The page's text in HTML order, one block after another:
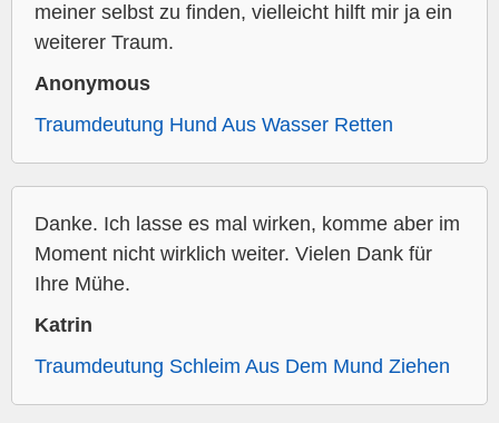
meiner selbst zu finden, vielleicht hilft mir ja ein
weiterer Traum.
Anonymous
Traumdeutung Hund Aus Wasser Retten
Danke. Ich lasse es mal wirken, komme aber im
Moment nicht wirklich weiter. Vielen Dank für
Ihre Mühe.
Katrin
Traumdeutung Schleim Aus Dem Mund Ziehen